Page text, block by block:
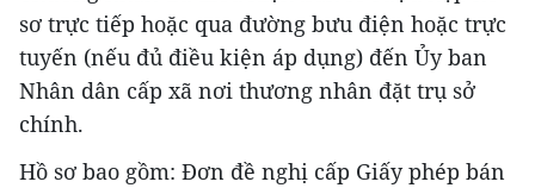
sơ trực tiếp hoặc qua đường bưu điện hoặc trực
tuyến (nếu đủ điều kiện áp dụng) đến Ủy ban
Nhân dân cấp xã nơi thương nhân đặt trụ sở
chính.
Hồ sơ bao gồm: Đơn đề nghị cấp Giấy phép bán